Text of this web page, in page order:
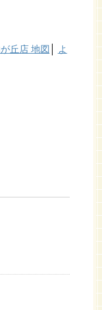
丘店 地図
よ